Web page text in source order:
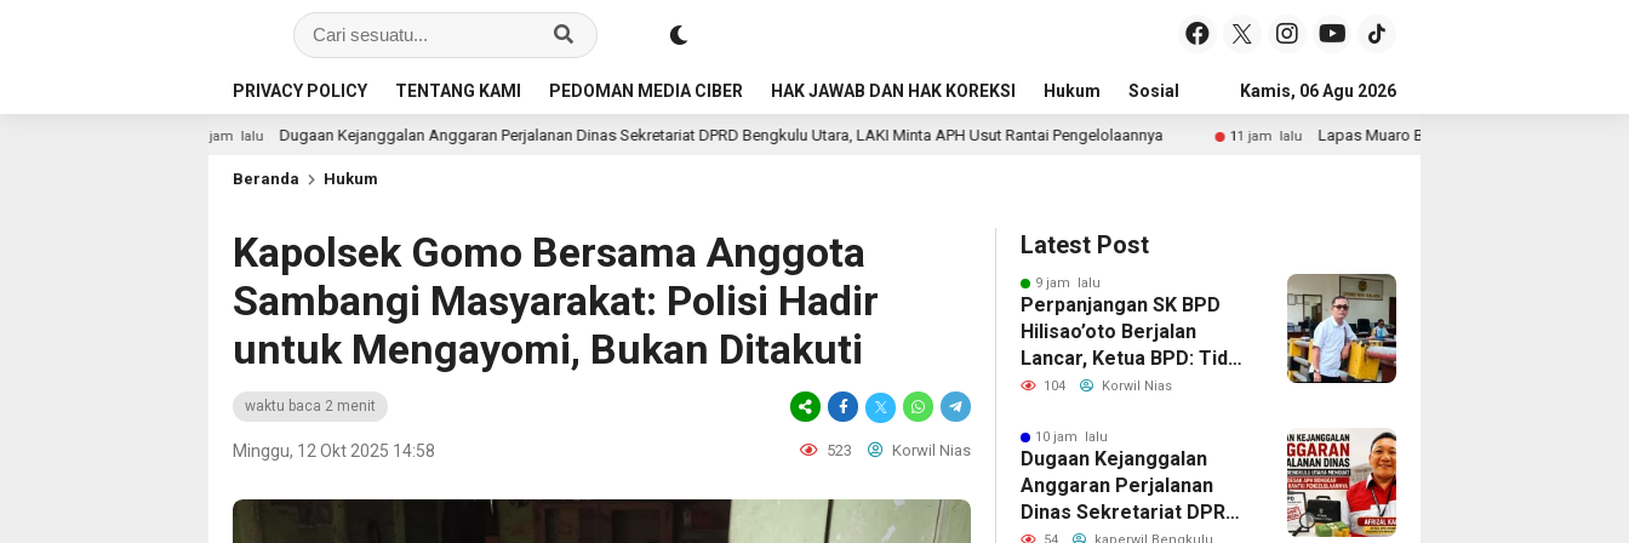
PRIVACY POLICY TENTANG KAMI PEDOMAN MEDIA CIBER HAK JAWAB DAN HAK KOREKSI Hukum Sosial Pendidikan Politik
Kamis, 06 Agu 2026
Dugaan Kejanggalan Anggaran Perjalanan Dinas Sekretariat DPRD Bengkulu Utara, LAKI Minta APH Usut Rantai Pengelolaannya 11 jam lalu Lapas Muaro Bungo Gelar Kegiatan Doa Kebangsaan Lintas Agama
Beranda Hukum
Kapolsek Gomo Bersama Anggota
Sambangi Masyarakat: Polisi Hadir
untuk Mengayomi, Bukan Ditakuti
waktu baca 2 menit
Minggu, 12 Okt 2025 14:58 523 Korwil Nias
Latest Post
9 jam lalu
Perpanjangan SK BPD
Hilisao’oto Berjalan
Lancar, Ketua BPD: Tidak
Ada Kendala
104 Korwil Nias
10 jam lalu
Dugaan Kejanggalan
Anggaran Perjalanan
Dinas Sekretariat DPRD